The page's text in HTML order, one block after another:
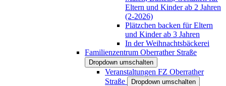
Eltern und Kinder ab 2 Jahren
(2-2026)
Plätzchen backen für Eltern
und Kinder ab 3 Jahren
In der Weihnachtsbäckerei
Familienzentrum Oberrather Straße
Dropdown umschalten
Veranstaltungen FZ Oberrather
Straße
Dropdown umschalten